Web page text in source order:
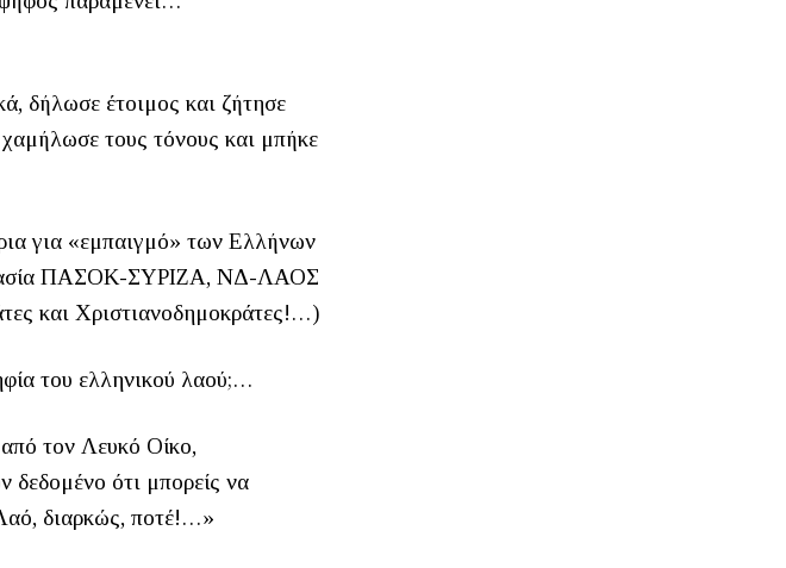
δήλωσε έτοιμος και ζήτησε
τους τόνους και μπήκε
για «εμπαιγμό» των Ελλήνων
ΠΑΣΟΚ-ΣΥΡΙΖΑ, ΝΔ-ΛΑΟΣ
και Χριστιανοδημοκράτες!…)
του ελληνικού λαού;…
τον Λευκό Οίκο,
δεδομένο ότι μπορείς να
διαρκώς, ποτέ!…»